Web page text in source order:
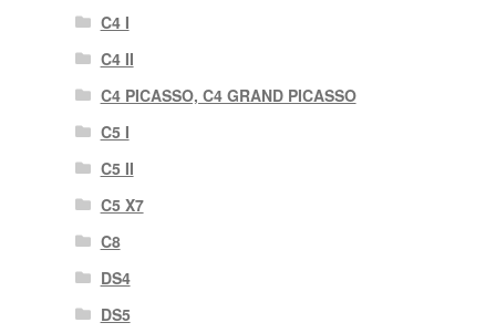
C4 I
C4 II
C4 PICASSO, C4 GRAND PICASSO
C5 I
C5 II
C5 X7
C8
DS4
DS5